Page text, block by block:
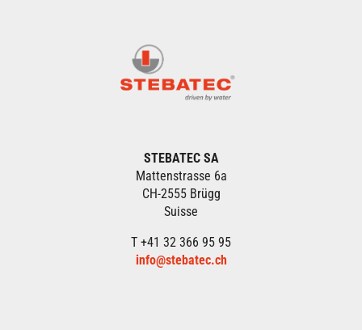
STEBATEC SA
Mattenstrasse 6a
CH-2555 Brügg
Suisse
T +41 32 366 95 95
info@stebatec.ch